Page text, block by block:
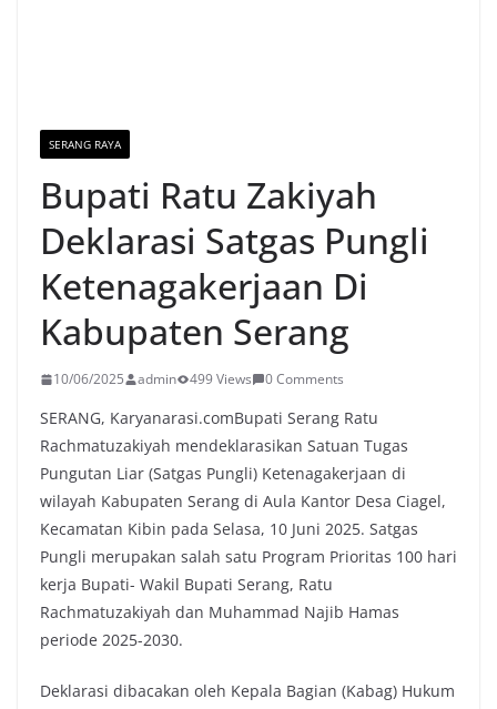
SERANG RAYA
Bupati Ratu Zakiyah
Deklarasi Satgas Pungli
Ketenagakerjaan Di
Kabupaten Serang
10/06/2025 admin 499 Views 0 Comments
SERANG, Karyanarasi.comBupati Serang Ratu
Rachmatuzakiyah mendeklarasikan Satuan Tugas
Pungutan Liar (Satgas Pungli) Ketenagakerjaan di
wilayah Kabupaten Serang di Aula Kantor Desa Ciagel,
Kecamatan Kibin pada Selasa, 10 Juni 2025. Satgas
Pungli merupakan salah satu Program Prioritas 100 hari
kerja Bupati- Wakil Bupati Serang, Ratu
Rachmatuzakiyah dan Muhammad Najib Hamas
periode 2025-2030.
Deklarasi dibacakan oleh Kepala Bagian (Kabag) Hukum